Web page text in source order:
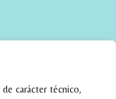
carácter técnico,